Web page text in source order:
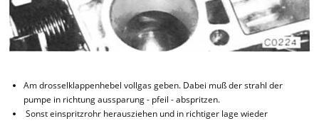
Am drosselklappenhebel vollgas geben. Dabei muß der strahl der
pumpe in richtung aussparung - pfeil - abspritzen.
Sonst einspritzrohr herausziehen und in richtiger lage wieder